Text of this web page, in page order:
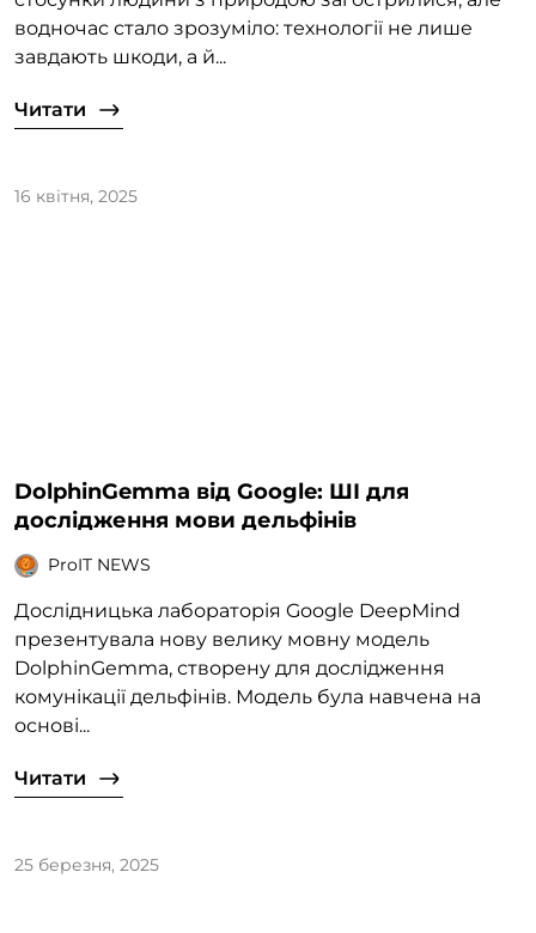
водночас стало зрозуміло: технології не лише
завдають шкоди, а й...
Читати
16 квітня, 2025
DolphinGemma від Google: ШІ для
дослідження мови дельфінів
ProIT NEWS
Дослідницька лабораторія Google DeepMind
презентувала нову велику мовну модель
DolphinGemma, створену для дослідження
комунікації дельфінів. Модель була навчена на
основі...
Читати
25 березня, 2025